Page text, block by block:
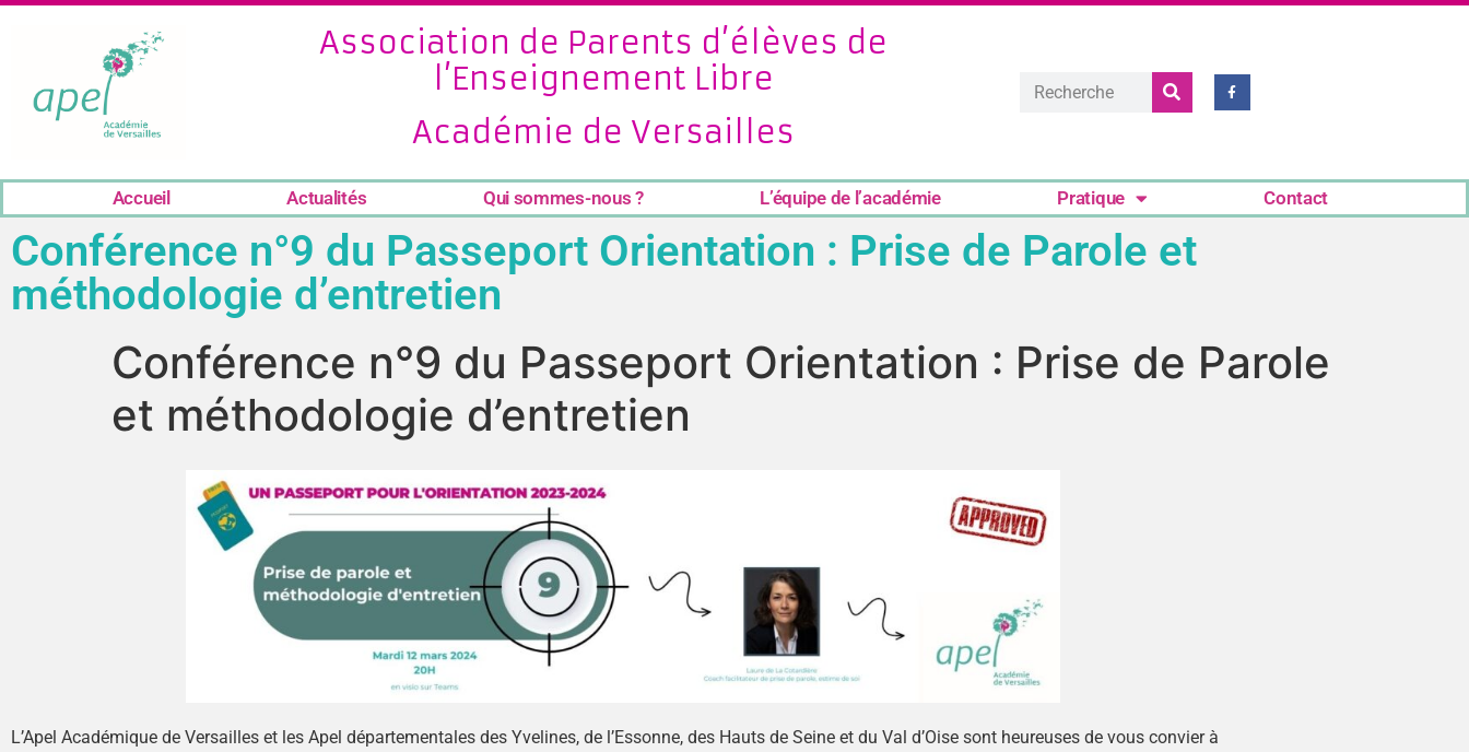
Association de Parents d’élèves de
l’Enseignement Libre
Académie de Versailles
Accueil Actualités Qui sommes-nous ? L’équipe de l’académie Pratique Contact
Conférence n°9 du Passeport Orientation : Prise de Parole et
méthodologie d’entretien
Conférence n°9 du Passeport Orientation : Prise de Parole
et méthodologie d’entretien
L’Apel Académique de Versailles et les Apel départementales des Yvelines, de l’Essonne, des Hauts de Seine et du Val d’Oise sont heureuses de vous convier à